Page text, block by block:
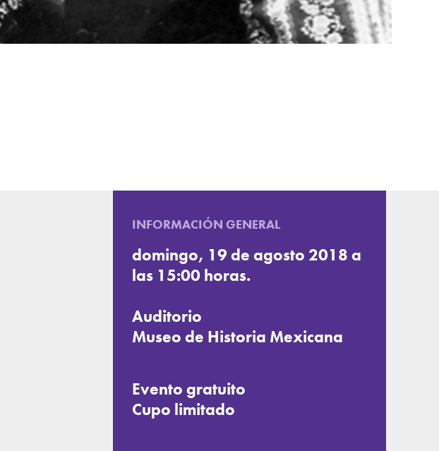
INFORMACIÓN GENERAL
domingo, 19 de agosto 2018 a
las 15:00 horas.
Auditorio
Museo de Historia Mexicana
Evento gratuito
Cupo limitado